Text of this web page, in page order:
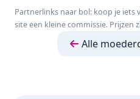
Zwart/
Partnerlinks naar bol: koop je iets
site een kleine commissie. Prijzen
Alle